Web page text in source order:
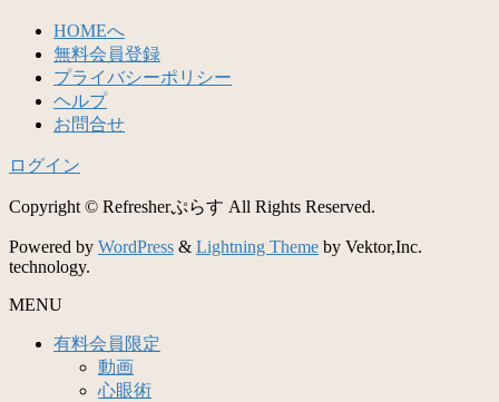
HOMEへ
無料会員登録
プライバシーポリシー
ヘルプ
お問合せ
ログイン
Copyright © Refresherぷらす All Rights Reserved.
Powered by WordPress & Lightning Theme by Vektor,Inc.
technology.
MENU
有料会員限定
動画
心眼術